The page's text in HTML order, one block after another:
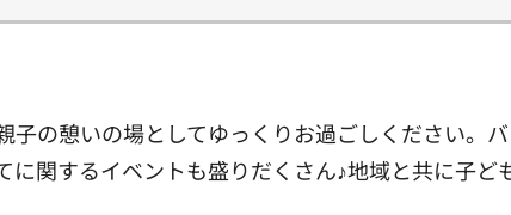
の憩いの場としてゆっくりお過ごしください。
関するイベントも盛りだくさん♪地域と共に子ど